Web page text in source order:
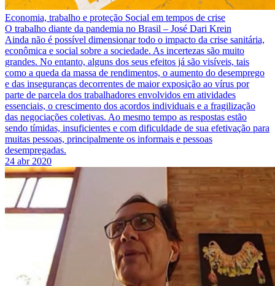
Economia, trabalho e proteção Social em tempos de crise
O trabalho diante da pandemia no Brasil – José Dari Krein
Ainda não é possível dimensionar todo o impacto da crise sanitária,
econômica e social sobre a sociedade. As incertezas são muito
grandes. No entanto, alguns dos seus efeitos já são visíveis, tais
como a queda da massa de rendimentos, o aumento do desemprego
e das inseguranças decorrentes de maior exposição ao vírus por
parte de parcela dos trabalhadores envolvidos em atividades
essenciais, o crescimento dos acordos individuais e a fragilização
das negociações coletivas. Ao mesmo tempo as respostas estão
sendo tímidas, insuficientes e com dificuldade de sua efetivação para
muitas pessoas, principalmente os informais e pessoas
desempregadas.
24 abr 2020